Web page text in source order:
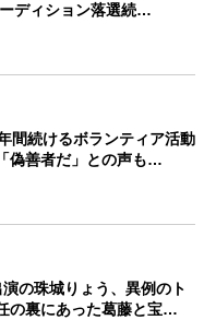
ディション落選続…
間続けるボランティア活動
偽善者だ」との声も…
演の珠城りょう、異例のト
の裏にあった葛藤と宝…